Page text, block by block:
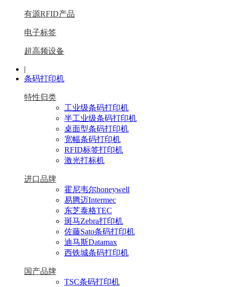
有源RFID产品
电子标签
超高频设备
|
条码打印机
特性归类
工业级条码打印机
半工业级条码打印机
桌面型条码打印机
宽幅条码打印机
RFID标签打印机
激光打标机
进口品牌
霍尼韦尔honeywell
易腾迈Intermec
东芝泰格TEC
斑马Zebra打印机
佐藤Sato条码打印机
迪马斯Datamax
西铁城条码打印机
国产品牌
TSC条码打印机